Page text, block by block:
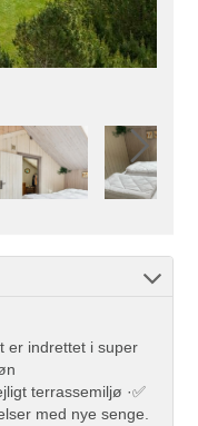
er indrettet i super
terrassemiljø ·✅
med nye senge.